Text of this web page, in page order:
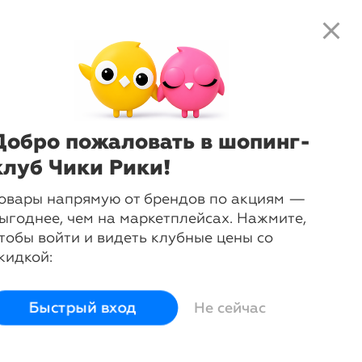
close
пожаловать в шопинг-
Чики Рики!
напрямую от брендов по акциям —
чем на маркетплейсах. Нажмите,
войти и видеть клубные цены со
Быстрый вход Не сейчас
Нажмите, чтобы получить
доступ к клубным предложениям и